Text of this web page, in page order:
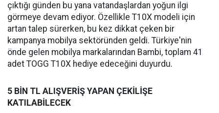
çıktığı günden bu yana vatandaşlardan yoğun ilgi
görmeye devam ediyor. Özellikle T10X modeli için
artan talep sürerken, bu kez dikkat çeken bir
kampanya mobilya sektöründen geldi. Türkiye'nin
önde gelen mobilya markalarından Bambi, toplam 41
adet TOGG T10X hediye edeceğini duyurdu.
5 BİN TL ALIŞVERİŞ YAPAN ÇEKİLİŞE
KATILABİLECEK